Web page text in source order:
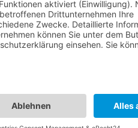
Urlaubsratenzahlung
zu vermeiden?Beginne